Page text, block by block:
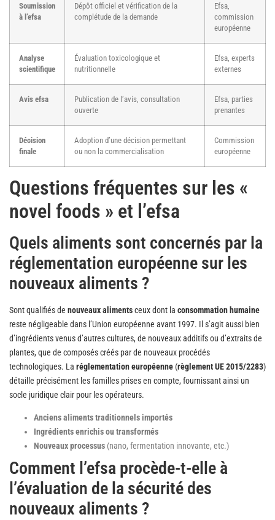
Soumission
à l’efsa
Dépôt officiel et vérification de la
complétude de la demande
Efsa,
commission
européenne
Analyse
scientifique
Évaluation toxicologique et
nutritionnelle
Efsa, experts
externes
Avis efsa
Publication de l’avis, consultation
ouverte
Efsa, parties
prenantes
Décision
finale
Adoption d’une décision permettant
ou non la commercialisation
Commission
européenne
Questions fréquentes sur les «
novel foods » et l’efsa
Quels aliments sont concernés par la
réglementation européenne sur les
nouveaux aliments ?
Sont qualifiés de nouveaux alimentsceux dont la consommation humaine
reste négligeable dans l’Union européenne avant 1997. Il s’agit aussi bien
d’ingrédients venus d’autres cultures, de nouveaux additifs ou d’extraits de
plantes, que de composés créés par de nouveaux procédés
technologiques. La réglementation européenne (règlement UE 2015/2283)
détaille précisément les familles prises en compte, fournissant ainsi un
socle juridique clair pour les opérateurs.
Anciens aliments traditionnels importés
Ingrédients enrichis ou transformés
Nouveaux processus (nano, fermentation innovante, etc.)
Comment l’efsa procède-t-elle à
l’évaluation de la sécurité des
nouveaux aliments ?